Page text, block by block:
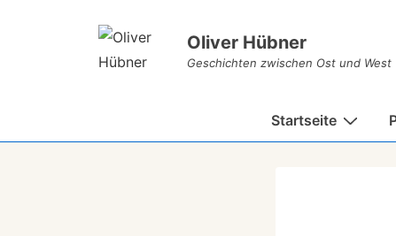
Oliver Hübner
Geschichten zwischen Ost und West
Startseite